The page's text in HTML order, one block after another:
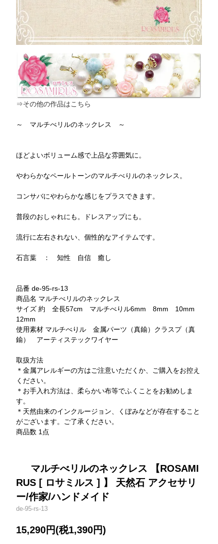
⇒その他の作品はこちら
～ マルチべリルのネックレス ～
ほどよいボリューム感で上品な雰囲気に。
やわらかなペールトーンのマルチべりルのネックレス。
コンサバにやわらかな感じをプラスできます。
普段のおしゃれにも。ドレスアップにも。
流行に左右されない、個性的なアイテムです。
石言葉 ： 知性 自信 癒し
品番 de-95-rs-13
商品名 マルチべリルのネックレス
サイズ 約 全長57cm マルチべりル6mm 8mm 10mm
12mm
使用素材 マルチべりル 金属パーツ（真鍮）クラスプ（真
鍮） アーティステックワイヤー
取扱方法
＊金属アレルギーの方はご注意いただくか、ご購入をお控え
ください。
＊お手入れ方法は、柔らかい布等でふくことをお勧めしま
す。
＊天然由来のインクルージョン、くぼみなどが存在すること
がございます。ご了承ください。
商品数 1点
マルチべリルのネックレス 【ROSAMI
RUS [ ロサミルス ] 】 天然石 アクセサリ
ー/作家/ハンドメイド
de-95-rs-13
15,290円(税1,390円)